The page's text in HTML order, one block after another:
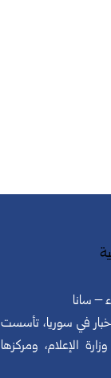
– سانا
في سوريا، تأسست
1965. تتبع وزارة الإعلام، ومركزها